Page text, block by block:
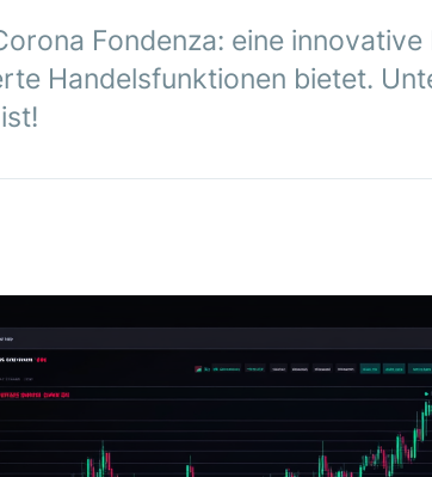
Fondenza: eine
Handelsfunktionen bietet.